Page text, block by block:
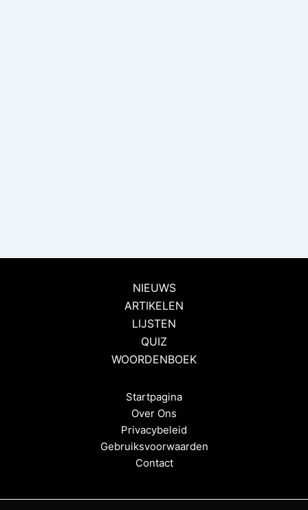
NIEUWS
ARTIKELEN
LIJSTEN
QUIZ
WOORDENBOEK
Startpagina
Over Ons
Privacybeleid
Gebruiksvoorwaarden
Contact